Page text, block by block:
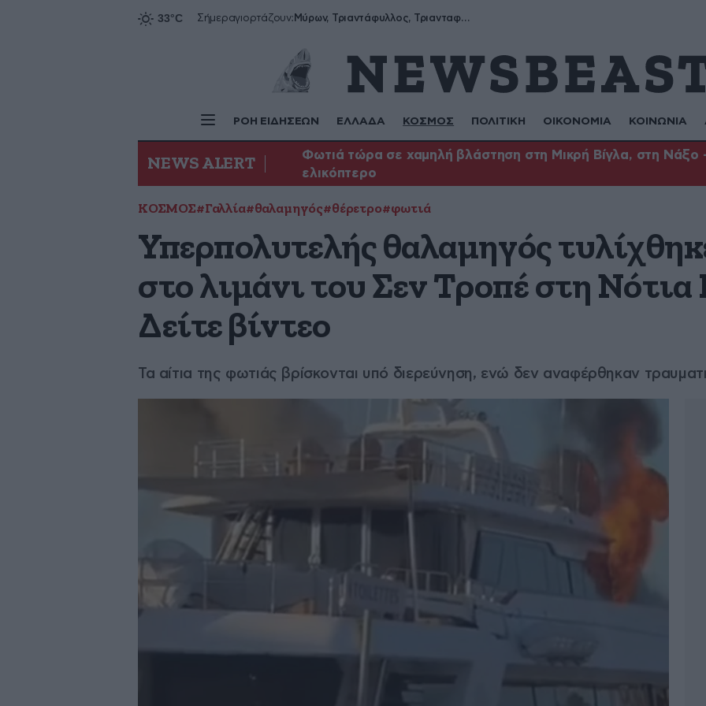
Σήμεραγιορτάζουν: Μύρων, Τριαντάφυλλος, Τριανταφυλλιά, Φυλλιώ, Ρόζα
ΡΟΗ ΕΙΔΗΣΕΩΝ ΕΛΛΑΔΑ ΚΟΣΜΟΣ ΠΟΛΙΤΙΚΗ ΟΙΚΟΝΟΜΙΑ ΚΟΙΝΩΝΙΑ
NEWS ALERT
Φωτιά τώρα σε χαμηλή βλάστηση στη Μικρή Βίγλα, στη Νάξο
ελικόπτερο
ΚΟΣΜΟΣ#Γαλλία#θαλαμηγός#θέρετρο#φωτιά
Υπερπολυτελής θαλαμηγός
στο λιμάνι του Σεν Τροπέ στη Νότια
Δείτε βίντεο
Τα αίτια της φωτιάς βρίσκονται υπό διερεύνηση, ενώ δεν αναφέρθηκαν